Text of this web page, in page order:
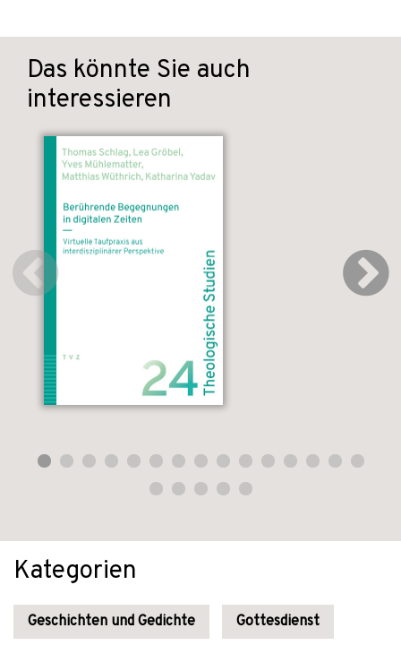
Das könnte Sie auch
interessieren
Kategorien
Geschichten und Gedichte Gottesdienst